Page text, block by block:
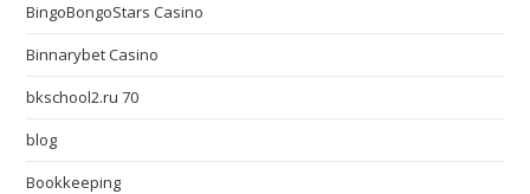
BingoBongoStars Casino
Binnarybet Casino
bkschool2.ru 70
blog
Bookkeeping